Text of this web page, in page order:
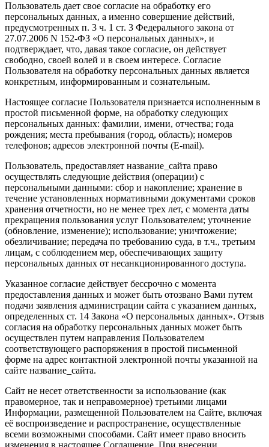
Пользователь дает свое согласие на обработку его
персональных данных, а именно совершение действий,
предусмотренных п. 3 ч. 1 ст. 3 Федерального закона от
27.07.2006 N 152-ФЗ «О персональных данных», и
подтверждает, что, давая такое согласие, он действует
свободно, своей волей и в своем интересе. Согласие
Пользователя на обработку персональных данных является
конкретным, информированным и сознательным.
Настоящее согласие Пользователя признается исполненным в
простой письменной форме, на обработку следующих
персональных данных: фамилии, имени, отчества; года
рождения; места пребывания (город, область); номеров
телефонов; адресов электронной почты (E-mail).
Пользователь, предоставляет название_сайта право
осуществлять следующие действия (операции) с
персональными данными: сбор и накопление; хранение в
течение установленных нормативными документами сроков
хранения отчетности, но не менее трех лет, с момента даты
прекращения пользования услуг Пользователем; уточнение
(обновление, изменение); использование; уничтожение;
обезличивание; передача по требованию суда, в т.ч., третьим
лицам, с соблюдением мер, обеспечивающих защиту
персональных данных от несанкционированного доступа.
Указанное согласие действует бессрочно с момента
предоставления данных и может быть отозвано Вами путем
подачи заявления администрации сайта с указанием данных,
определенных ст. 14 Закона «О персональных данных». Отзыв
согласия на обработку персональных данных может быть
осуществлен путем направления Пользователем
соответствующего распоряжения в простой письменной
форме на адрес контактной электронной почты указанной на
сайте название_сайта.
Сайт не несет ответственности за использование (как
правомерное, так и неправомерное) третьими лицами
Информации, размещенной Пользователем на Сайте, включая
её воспроизведение и распространение, осуществленные
всеми возможными способами. Сайт имеет право вносить